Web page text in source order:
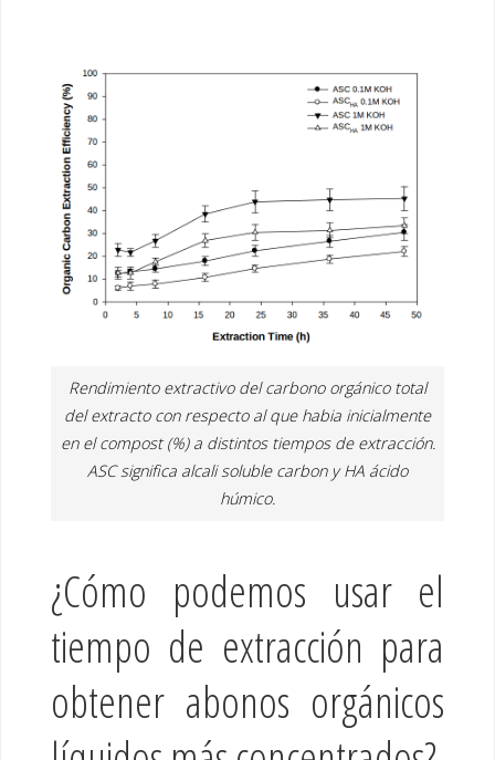
Rendimiento extractivo del carbono orgánico total
del extracto con respecto al que habia inicialmente
en el compost (%) a distintos tiempos de extracción.
ASC significa alcali soluble carbon y HA ácido
húmico.
¿Cómo podemos usar el
tiempo de extracción para
obtener abonos orgánicos